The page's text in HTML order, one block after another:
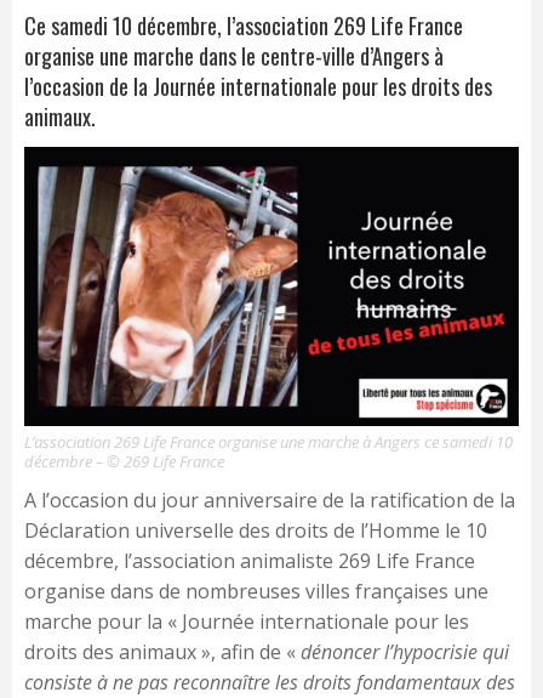
Ce samedi 10 décembre, l’association 269 Life France
organise une marche dans le centre-ville d’Angers à
l’occasion de la Journée internationale pour les droits des
animaux.
L’association 269 Life France organise une marche à Angers ce samedi 10
décembre – © 269 Life France
A l’occasion du jour anniversaire de la ratification de la
Déclaration universelle des droits de l’Homme le 10
décembre, l’association animaliste 269 Life France
organise dans de nombreuses villes françaises une
marche pour la « Journée internationale pour les
droits des animaux », afin de «dénoncer l’hypocrisie qui
consiste à ne pas reconnaître les droits fondamentaux des